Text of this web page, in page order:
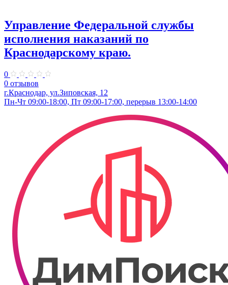
Управление Федеральной службы
исполнения наказаний по
Краснодарскому краю.
0
0 отзывов
г.Краснодар, ул.​Зиповская, 12
Пн-Чт 09:00-18:00, Пт 09:00-17:00, перерыв 13:00-14:00